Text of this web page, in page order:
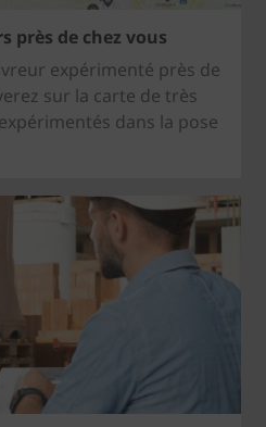
près de chez vous
expérimenté près de
sur la carte de très
dans la pose